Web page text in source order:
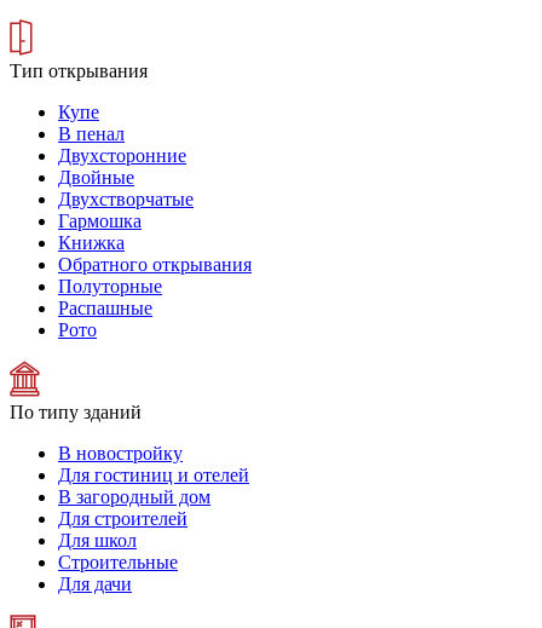
Тип открывания
Купе
В пенал
Двухсторонние
Двойные
Двухстворчатые
Гармошка
Книжка
Обратного открывания
Полуторные
Распашные
Рото
По типу зданий
В новостройку
Для гостиниц и отелей
В загородный дом
Для строителей
Для школ
Строительные
Для дачи